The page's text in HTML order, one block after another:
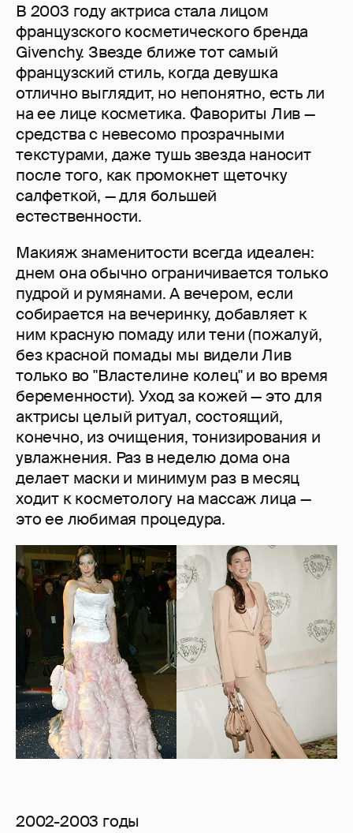
В 2003 году актриса стала лицом
французского косметического бренда
Givenchy. Звезде ближе тот самый
французский стиль, когда девушка
отлично выглядит, но непонятно, есть ли
на ее лице косметика. Фавориты Лив —
средства с невесомо прозрачными
текстурами, даже тушь звезда наносит
после того, как промокнет щеточку
салфеткой, — для большей
естественности.
Макияж знаменитости всегда идеален:
днем она обычно ограничивается только
пудрой и румянами. А вечером, если
собирается на вечеринку, добавляет к
ним красную помаду или тени (пожалуй,
без красной помады мы видели Лив
только во "Властелине колец" и во время
беременности). Уход за кожей — это для
актрисы целый ритуал, состоящий,
конечно, из очищения, тонизирования и
увлажнения. Раз в неделю дома она
делает маски и минимум раз в месяц
ходит к косметологу на массаж лица —
это ее любимая процедура.
2002-2003 годы